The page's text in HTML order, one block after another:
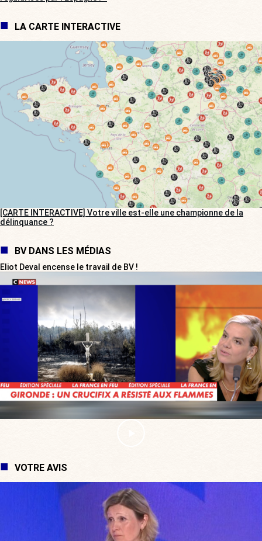
LA CARTE INTERACTIVE
[CARTE INTERACTIVE] Votre ville est-elle une championne de la
délinquance ?
BV DANS LES MÉDIAS
Eliot Deval encense le travail de BV !
VOTRE AVIS